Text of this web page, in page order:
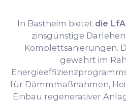
In Bastheim bietet die
zinsgünstige
Komplettsanierungen.
gewährt im
für Dämmmaßnahmen,
Einbau regenerativer